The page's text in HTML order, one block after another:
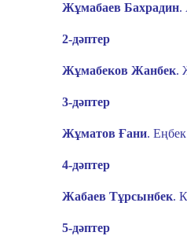
Жұмабаев Бахрадин.
2-дәптер
Жұмабеков Жанбек.
3-дәптер
Жұматов Ғани. Еңбек
4-дәптер
Жабаев Тұрсынбек.
5-дәптер